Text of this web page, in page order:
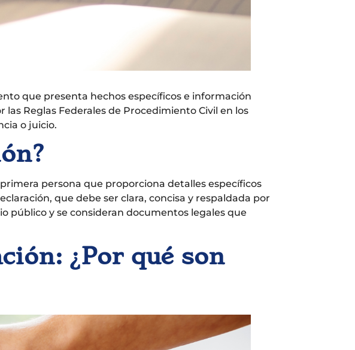
que presenta hechos específicos e información
Reglas Federales de Procedimiento Civil en los
o juicio.
persona que proporciona detalles específicos
que debe ser clara, concisa y respaldada por
público y se consideran documentos legales que
¿Por qué son